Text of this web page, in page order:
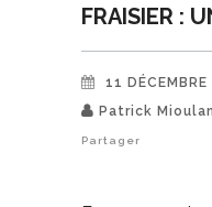
FRAISIER :
11
Patrick
Partager